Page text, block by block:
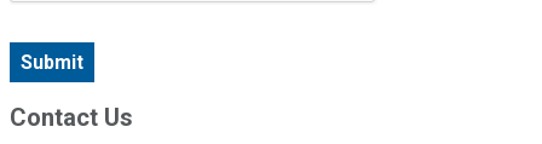
Contact Us
Submit